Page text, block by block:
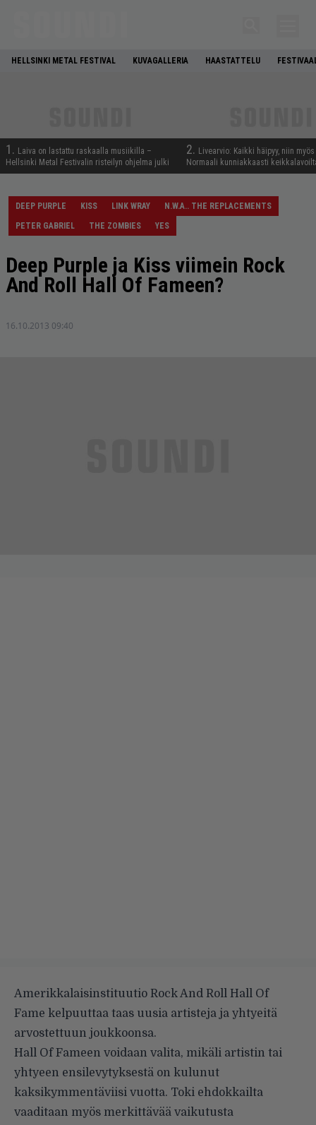
HELLSINKI METAL FESTIVAL KUVAGALLERIA HAASTATTELU
1. Laiva on lastattu raskaalla musiikilla –
Hellsinki Metal Festivalin risteilyn ohjelma julki
2. Livearvio: Kaikki häipyy, niin myös
Normaali kunniakkaasti
DEEP PURPLE KISS LINK WRAY
N.W.A.. THE REPLACEMENTS
PETER GABRIEL
THE ZOMBIES YES
Deep Purple ja Kiss viimein Rock
And Roll Hall Of Fameen?
16.10.2013 09:40
Amerikkalaisinstituutio Rock And Roll Hall Of
Fame kelpuuttaa taas uusia artisteja ja yhtyeitä
arvostettuun joukkoonsa.
Hall Of Fameen voidaan valita, mikäli artistin tai
yhtyeen ensilevytyksestä on kulunut
kaksikymmentäviisi vuotta. Toki ehdokkailta
vaaditaan myös merkittävää vaikutusta